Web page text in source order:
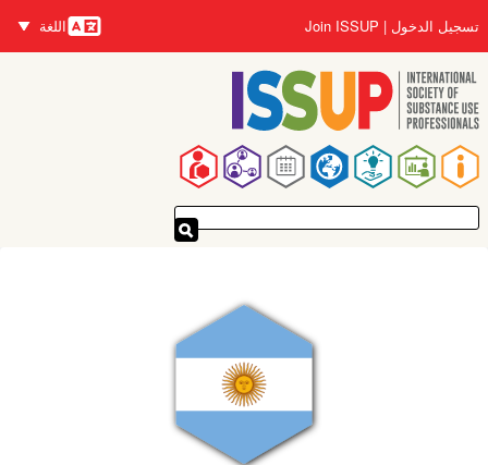
إلى
المحتوى
الرئيسي
تسجيل الدخول Join ISSUP
اللغات
اللغة
القائمة
الرئيسية